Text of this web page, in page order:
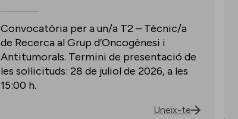
Convocatòria per a un/a T2 – Tècnic/a
de Recerca al Grup d’Oncogènesi i
Antitumorals. Termini de presentació de
les sol·licituds: 28 de juliol de 2026, a les
15:00 h.
Uneix-te